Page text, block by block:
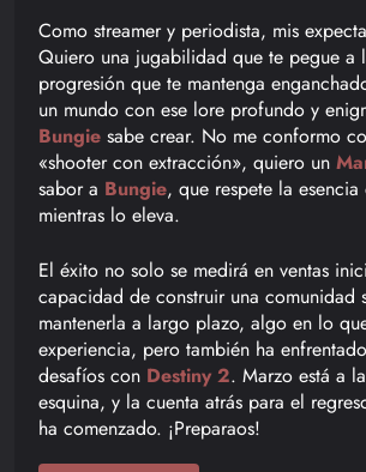
Como streamer y periodista, mis
Quiero una jugabilidad que te pegue a
progresión que te mantenga
un mundo con ese lore profundo y
Bungie sabe crear. No me conformo
«shooter con extracción», quiero un
sabor a Bungie, que respete la
mientras lo eleva.
El éxito no solo se medirá en ventas
capacidad de construir una comunidad
mantenerla a largo plazo, algo en lo
experiencia, pero también ha
desafíos con Destiny 2. Marzo está a
esquina, y la cuenta atrás para el
ha comenzado. ¡Preparaos!